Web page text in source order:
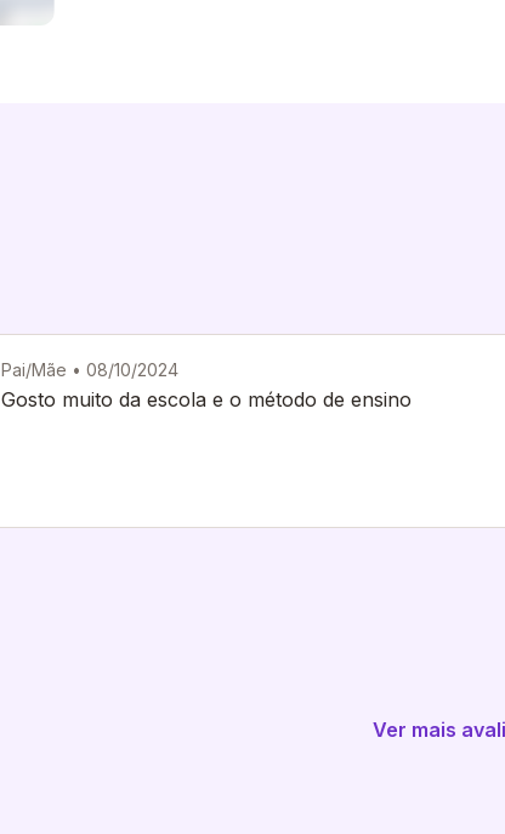
Pai/Mãe • 08/10/2024
Gosto muito da escola e o método de ensino
Ver mais